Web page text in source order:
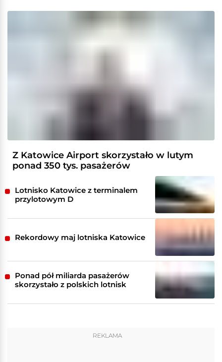
Z Katowice Airport skorzystało w lutym
ponad 350 tys. pasażerów
Lotnisko Katowice z terminalem
przylotowym D
Rekordowy maj lotniska Katowice
Ponad pół miliarda pasażerów
skorzystało z polskich lotnisk
REKLAMA